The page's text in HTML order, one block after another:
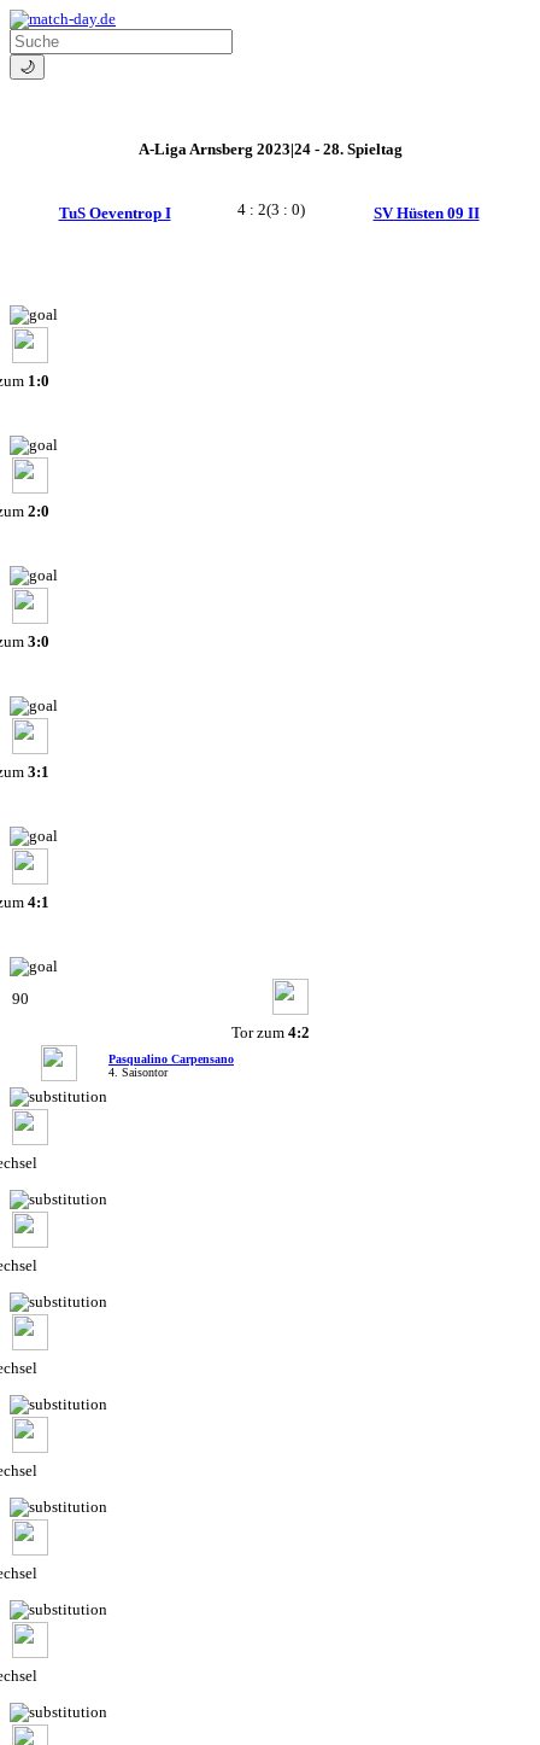
🌙
A-Liga Arnsberg 2023|24 - 28. Spieltag
TuS Oeventrop I 4 : 2(3 : 0) SV Hüsten 09 II
1:0
2:0
3:0
3:1
4:1
90
Tor zum 4:2
Pasqualino Carpensano
4. Saisontor